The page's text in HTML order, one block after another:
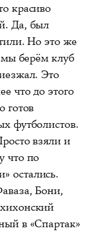
красиво
Да, был
Но это же
мы берём клуб
Это
что до этого
готов
футболистов.
взяли и
что по
остались.
Бони,
в «Спартак»